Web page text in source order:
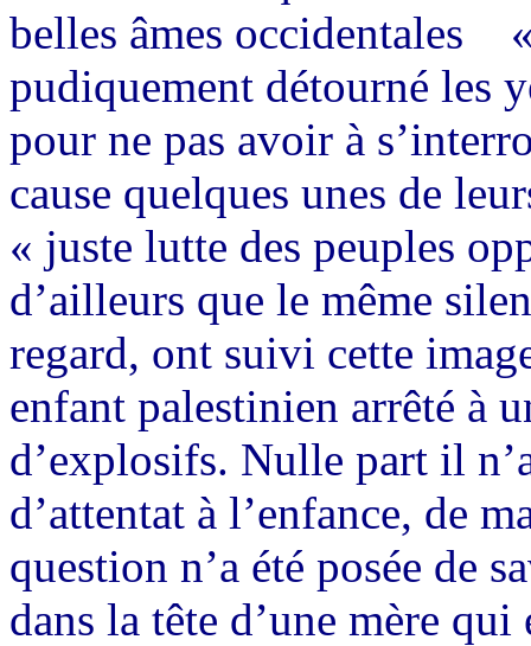
belles âmes occidentales
pudiquement détourné les
pour ne pas avoir à
cause quelques unes de
« juste lutte des peuples
d’ailleurs que le même
regard, ont suivi cette
enfant palestinien arrêté à
d’explosifs. Nulle part il
d’attentat à l’enfance, de
question n’a été posée de
dans la tête d’une mère